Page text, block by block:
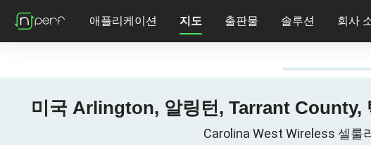
애플리케이션 지도 출판물 솔루션 회사
미국 Arlington, 알링턴, Tarrant County,
Carolina West Wireless 셀룰